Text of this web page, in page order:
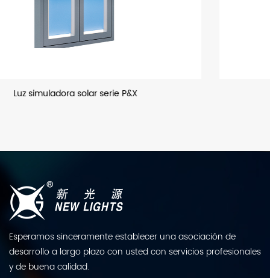
Luz de inundación LED
Esperamos sinceramente establecer una asociación de
desarrollo a largo plazo con usted con servicios profesionales
y de buena calidad.